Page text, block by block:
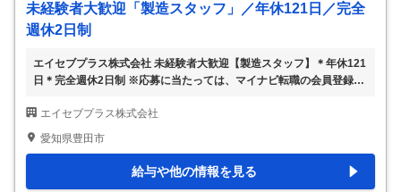
未経験者大歓迎「製造スタッフ」／年休121日／完全
週休2日制
エイセブプラス株式会社 未経験者大歓迎【製造スタッフ】＊年休121
日＊完全週休2日制 ※応募に当たっては、マイナビ転職の会員登録が
認くださいませ。 【仕事内容】 デンソー工場内（※）にて、「製造
スタッフ」として次世代ハイブリッド車に使用されるパワー半導体の
「機械のスイッチを押す」など、 指示書に従ってコツコツと進める
シンプルな作業です◎ 入社後2～3ヶ月は、必要な知識の習得や作業
エイセブプラス株式会社
愛知県豊田市
給与や他の情報を見る